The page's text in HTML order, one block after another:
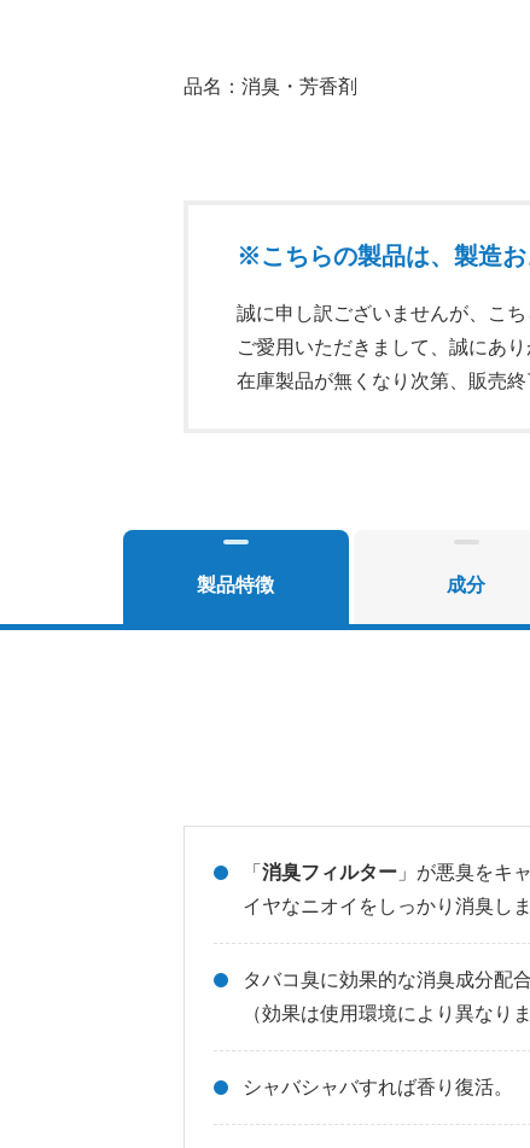
品名：消臭・芳香剤
※こちらの製品は、製造お
誠に申し訳ございませんが、こ
ご愛用いただきまして、誠にあり
在庫製品が無くなり次第、販売
製品特徴 成分
「 消臭フィルター 」が悪臭をキ
イヤなニオイをしっかり消臭しま
タバコ臭に効果的な消臭成分配
（効果は使用環境により異なりま
シャバシャバすれば香り復活。